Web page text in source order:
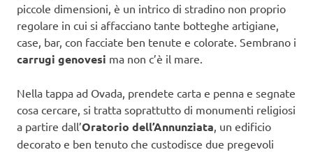
piccole dimensioni, è un intrico di stradino non proprio
regolare in cui si affacciano tante botteghe artigiane,
case, bar, con facciate ben tenute e colorate. Sembrano i
carrugi genovesi ma non c’è il mare.
Nella tappa ad Ovada, prendete carta e penna e segnate
cosa cercare, si tratta soprattutto di monumenti religiosi
a partire dall’Oratorio dell’Annunziata, un edificio
decorato e ben tenuto che custodisce due pregevoli